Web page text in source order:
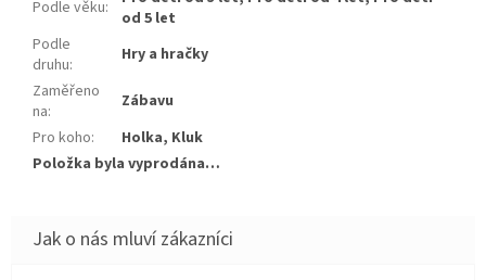
Podle věku:
od 5 let
Podle
druhu:
Hry a hračky
Zaměřeno
na:
Zábavu
Pro koho:
Holka, Kluk
Položka byla vyprodána…